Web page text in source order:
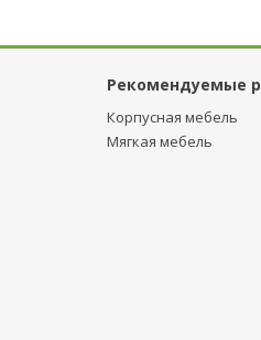
Рекомендуемые
Корпусная мебель
Мягкая мебель